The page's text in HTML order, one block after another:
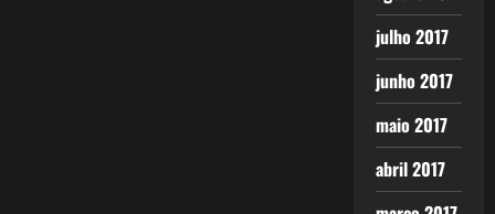
julho 2017
junho 2017
maio 2017
abril 2017